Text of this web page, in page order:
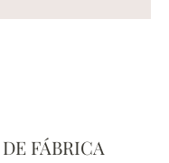
FÁBRICA